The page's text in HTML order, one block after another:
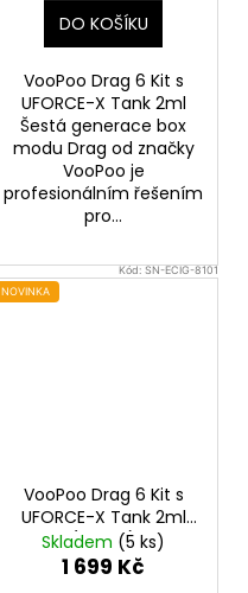
DO KOŠÍKU
VooPoo Drag 6 Kit s
UFORCE-X Tank 2ml
Šestá generace box
modu Drag od značky
VooPoo je
profesionálním řešením
pro...
Kód:SN-ECIG-8101
NOVINKA
VooPoo Drag 6 Kit s
UFORCE-X Tank 2ml
(Brown)
Skladem (5 ks)
1 699 Kč